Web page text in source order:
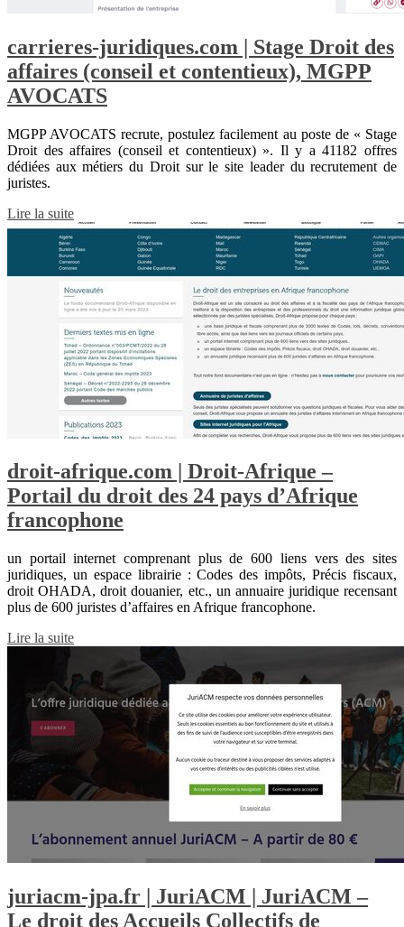
carrieres-juridiques.com | Stage Droit des
affaires (conseil et contentieux), MGPP
AVOCATS
MGPP AVOCATS recrute, postulez facilement au poste de « Stage
Droit des affaires (conseil et contentieux) ». Il y a 41182 offres
dédiées aux métiers du Droit sur le site leader du recrutement de
juristes.
Lire la suite
droit-afrique.com | Droit-Afrique –
Portail du droit des 24 pays d’Afrique
francophone
un portail internet comprenant plus de 600 liens vers des sites
juridiques, un espace librairie : Codes des impôts, Précis fiscaux,
droit OHADA, droit douanier, etc., un annuaire juridique recensant
plus de 600 juristes d’affaires en Afrique francophone.
Lire la suite
juriacm-jpa.fr | JuriACM | JuriACM –
Le droit des Accueils Collectifs de